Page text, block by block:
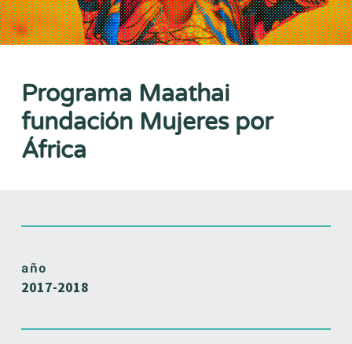
Programa Maathai
fundación Mujeres por
África
año
2017-2018